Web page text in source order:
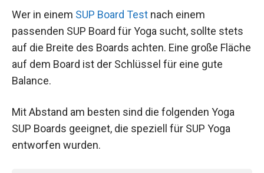
Wer in einem SUP Board Test nach einem
passenden SUP Board für Yoga sucht, sollte stets
auf die Breite des Boards achten. Eine große Fläche
auf dem Board ist der Schlüssel für eine gute
Balance.
Mit Abstand am besten sind die folgenden Yoga
SUP Boards geeignet, die speziell für SUP Yoga
entworfen wurden.